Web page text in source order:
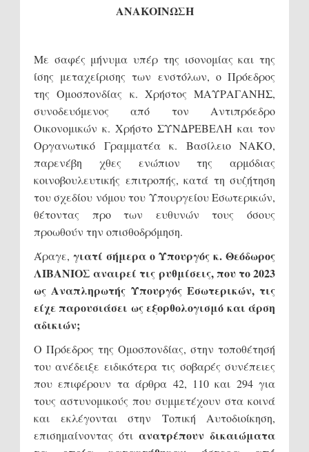
ΑΝΑΚΟΙΝΩΣΗ
Με σαφές μήνυμα υπέρ της ισονομίας και της
ίσης μεταχείρισης των ενστόλων, ο Πρόεδρος
της Ομοσπονδίας κ. Χρήστος ΜΑΥΡΑΓΑΝΗΣ,
συνοδευόμενος από τον Αντιπρόεδρο
Οικονομικών κ. Χρήστο ΣΥΝΔΡΕΒΕΛΗ και τον
Οργανωτικό Γραμματέα κ. Βασίλειο ΝΑΚΟ,
παρενέβη χθες ενώπιον της αρμόδιας
κοινοβουλευτικής επιτροπής, κατά τη συζήτηση
του σχεδίου νόμου του Υπουργείου Εσωτερικών,
θέτοντας προ των ευθυνών τους όσους
προωθούν την οπισθοδρόμηση.
Άραγε, γιατί σήμερα ο Υπουργός κ. Θεόδωρος
ΛΙΒΑΝΙΟΣ αναιρεί τις ρυθμίσεις, που το 2023
ως Αναπληρωτής Υπουργός Εσωτερικών, τις
είχε παρουσιάσει ως εξορθολογισμό και άρση
αδικιών;
Ο Πρόεδρος της Ομοσπονδίας, στην τοποθέτησή
του ανέδειξε ειδικότερα τις σοβαρές συνέπειες
που επιφέρουν τα άρθρα 42, 110 και 294 για
τους αστυνομικούς που συμμετέχουν στα κοινά
και εκλέγονται στην Τοπική Αυτοδιοίκηση,
επισημαίνοντας ότι ανατρέπουν δικαιώματα